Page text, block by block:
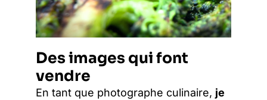
Des images qui font
vendre
En tant que photographe culinaire, je